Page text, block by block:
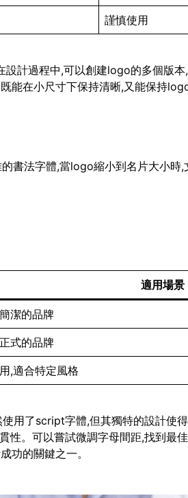
謹慎使用
計過程中,可以創建logo的多個版
能在小尺寸下保持清晰,又能保持
書法字體,當logo縮小到名片大小時
適用場景
潔的品牌
式的品牌
,適合特定風格
用了script字體,但其獨特的設計使
。可以嘗試微調字母間距,找到最
功的關鍵之一。